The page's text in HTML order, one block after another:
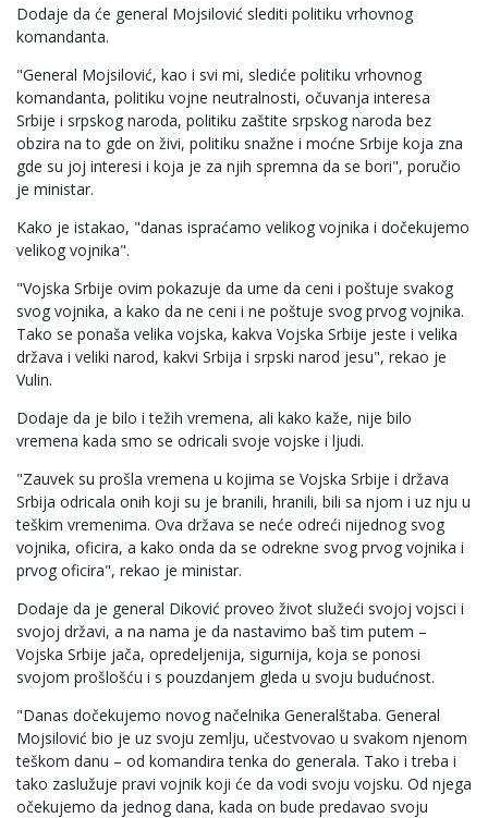
Dodaje da će general Mojsilović slediti politiku vrhovnog
komandanta.
"General Mojsilović, kao i svi mi, slediće politiku vrhovnog
komandanta, politiku vojne neutralnosti, očuvanja interesa
Srbije i srpskog naroda, politiku zaštite srpskog naroda bez
obzira na to gde on živi, politiku snažne i moćne Srbije koja zna
gde su joj interesi i koja je za njih spremna da se bori", poručio
je ministar.
Kako je istakao, "danas ispraćamo velikog vojnika i dočekujemo
velikog vojnika".
"Vojska Srbije ovim pokazuje da ume da ceni i poštuje svakog
svog vojnika, a kako da ne ceni i ne poštuje svog prvog vojnika.
Tako se ponaša velika vojska, kakva Vojska Srbije jeste i velika
država i veliki narod, kakvi Srbija i srpski narod jesu", rekao je
Vulin.
Dodaje da je bilo i težih vremena, ali kako kaže, nije bilo
vremena kada smo se odricali svoje vojske i ljudi.
"Zauvek su prošla vremena u kojima se Vojska Srbije i država
Srbija odricala onih koji su je branili, hranili, bili sa njom i uz nju u
teškim vremenima. Ova država se neće odreći nijednog svog
vojnika, oficira, a kako onda da se odrekne svog prvog vojnika i
prvog oficira", rekao je ministar.
Dodaje da je general Diković proveo život služeći svojoj vojsci i
svojoj državi, a na nama je da nastavimo baš tim putem –
Vojska Srbije jača, opredeljenija, sigurnija, koja se ponosi
svojom prošlošću i s pouzdanjem gleda u svoju budućnost.
"Danas dočekujemo novog načelnika Generalštaba. General
Mojsilović bio je uz svoju zemlju, učestvovao u svakom njenom
teškom danu – od komandira tenka do generala. Tako i treba i
tako zaslužuje pravi vojnik koji će da vodi svoju vojsku. Od njega
očekujemo da jednog dana, kada on bude predavao svoju